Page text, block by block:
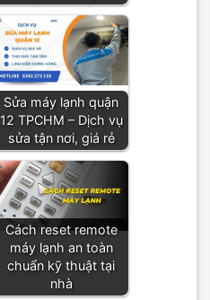
Sửa máy lạnh quận
12 TPCHM – Dịch vụ
sửa tận nơi, giá rẻ
Cách reset remote
máy lạnh an toàn
chuẩn kỹ thuật tại
nhà